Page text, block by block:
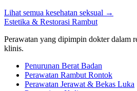
Lihat semua kesehatan seksual →
Estetika & Restorasi Rambut
Perawatan yang dipimpin dokter dalam
klinis.
Penurunan Berat Badan
Perawatan Rambut Rontok
Perawatan Jerawat & Bekas Luka